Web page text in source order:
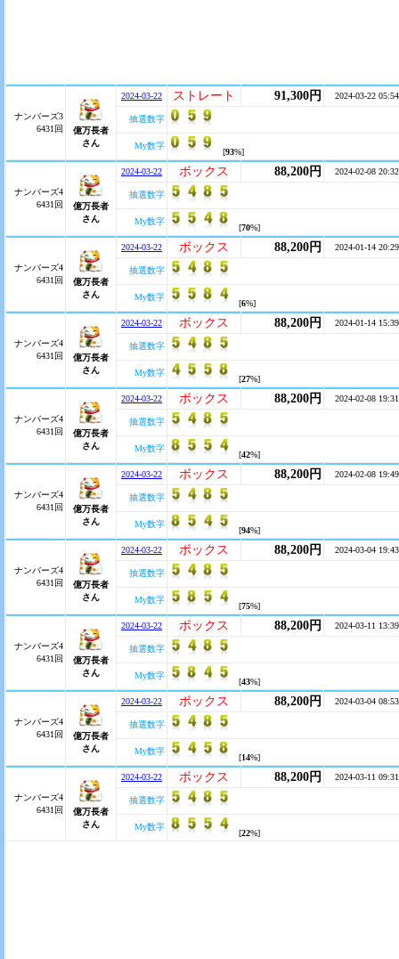
ナンバーズ3
6431回
億万長者
さん
2024-03-22 ストレート 91,300円 2024-03-22 05:54
抽選数字
My数字
[93%]
ナンバーズ4
6431回
億万長者
さん
2024-03-22 ボックス 88,200円 2024-02-08 20:32
抽選数字
My数字
[70%]
ナンバーズ4
6431回
億万長者
さん
2024-03-22 ボックス 88,200円 2024-01-14 20:29
抽選数字
My数字
[6%]
ナンバーズ4
6431回
億万長者
さん
2024-03-22 ボックス 88,200円 2024-01-14 15:39
抽選数字
My数字
[27%]
ナンバーズ4
6431回
億万長者
さん
2024-03-22 ボックス 88,200円 2024-02-08 19:31
抽選数字
My数字
[42%]
ナンバーズ4
6431回
億万長者
さん
2024-03-22 ボックス 88,200円 2024-02-08 19:49
抽選数字
My数字
[94%]
ナンバーズ4
6431回
億万長者
さん
2024-03-22 ボックス 88,200円 2024-03-04 19:43
抽選数字
My数字
[75%]
ナンバーズ4
6431回
億万長者
さん
2024-03-22 ボックス 88,200円 2024-03-11 13:39
抽選数字
My数字
[43%]
ナンバーズ4
6431回
億万長者
さん
2024-03-22 ボックス 88,200円 2024-03-04 08:53
抽選数字
My数字
[14%]
ナンバーズ4
6431回
億万長者
さん
2024-03-22 ボックス 88,200円 2024-03-11 09:31
抽選数字
My数字
[22%]